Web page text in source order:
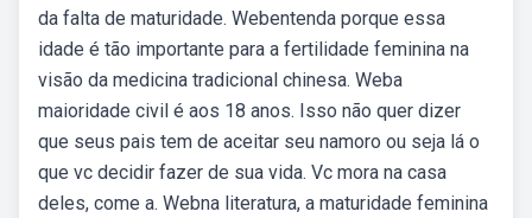
da falta de maturidade. Webentenda porque essa
idade é tão importante para a fertilidade feminina na
visão da medicina tradicional chinesa. Weba
maioridade civil é aos 18 anos. Isso não quer dizer
que seus pais tem de aceitar seu namoro ou seja lá o
que vc decidir fazer de sua vida. Vc mora na casa
deles, come a. Webna literatura, a maturidade feminina